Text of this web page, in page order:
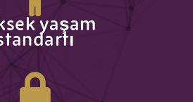
yaşam